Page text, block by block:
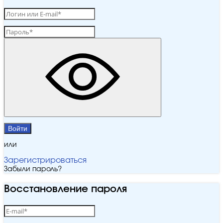
Войти
или
Зарегистрироваться
Забыли пароль?
Восстановление пароля